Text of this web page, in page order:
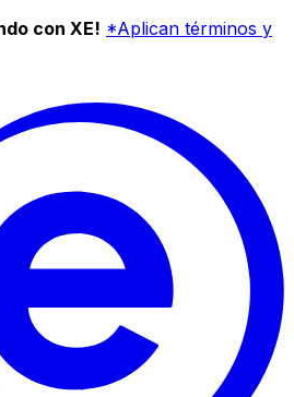
con XE! *Aplican términos y